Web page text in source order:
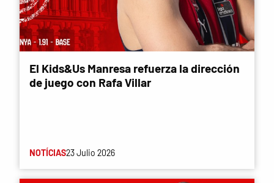
El Kids&Us Manresa refuerza la dirección
de juego con Rafa Villar
NOTÍCIAS23 Julio 2026